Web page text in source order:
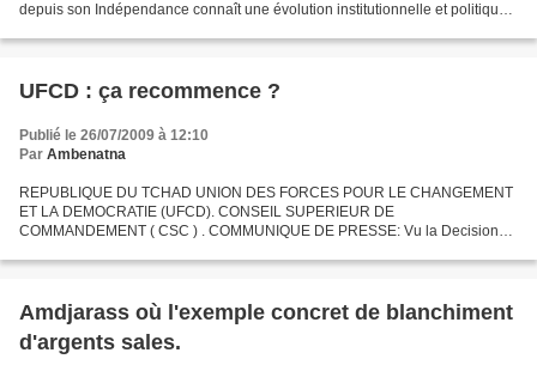
depuis son Indépendance connaît une évolution institutionnelle et politique
UFCD : ça recommence ?
Publié le 26/07/2009 à 12:10
Par Ambenatna
REPUBLIQUE DU TCHAD UNION DES FORCES POUR LE CHANGEMENT
ET LA DEMOCRATIE (UFCD). CONSEIL SUPERIEUR DE
COMMANDEMENT ( CSC ) . COMMUNIQUE DE PRESSE: Vu la Decision
Décision No.010/UFCD/2008...
Amdjarass où l'exemple concret de blanchiment
d'argents sales.